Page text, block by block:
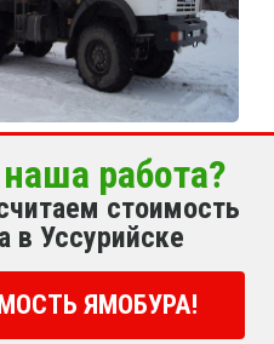
работа?
стоимость
в Уссурийске
ЯМОБУРА!